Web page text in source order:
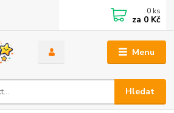
Menu
Hledat
0 ks
za 0 Kč